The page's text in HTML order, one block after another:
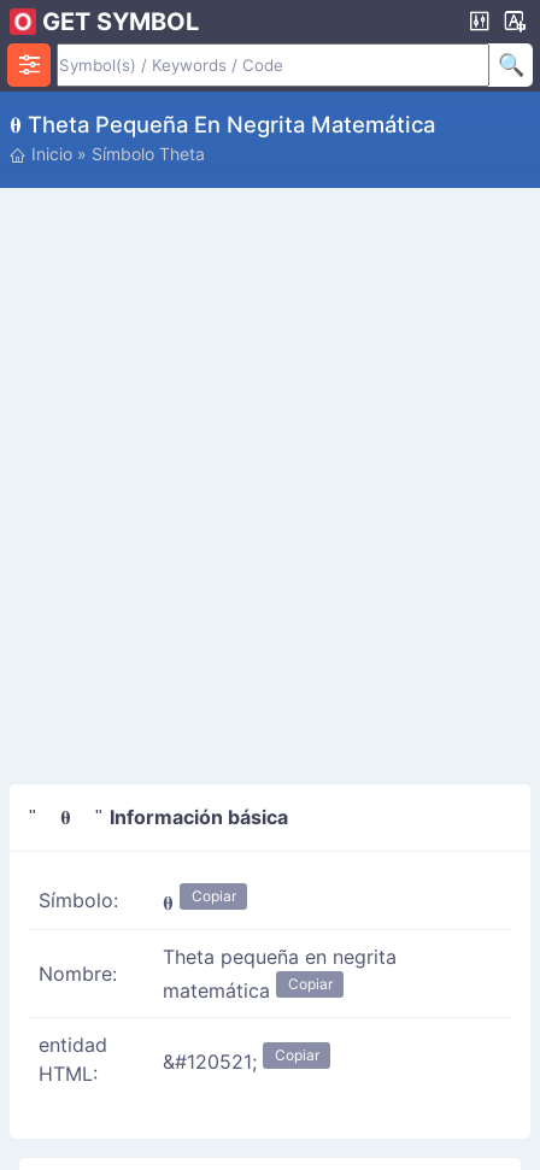
GET SYMBOL
𝛉 Theta Pequeña En Negrita Matemática
Inicio » Símbolo Theta
" 𝛉 " Información básica
Símbolo: 𝛉 Copiar
Nombre:
Theta pequeña en negrita
matemática
Copiar
entidad
HTML:
&#120521; Copiar